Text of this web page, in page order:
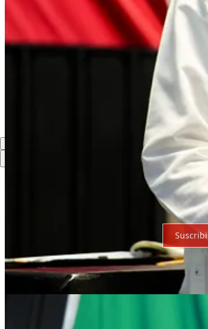
© 2026 Expediente Quintana Roo·Privacidad∙
Crea tu Substack
Substackes el hogar de la gran cultura